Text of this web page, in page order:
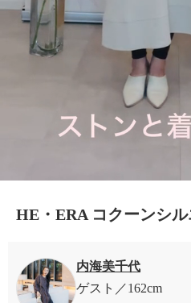
HE・ERA コクーンシ
内海美千代
ゲスト
162cm